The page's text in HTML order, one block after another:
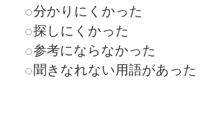
分かりにくかった
探しにくかった
参考にならなかった
聞きなれない用語があった